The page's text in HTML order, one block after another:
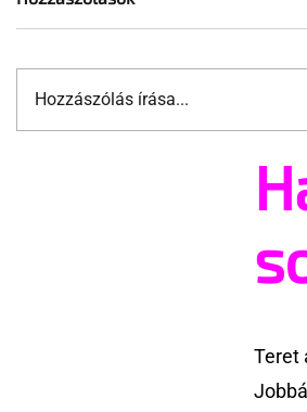
A mellrákszűrésről senki sem
beszél a mellkasi műtétek
Hozzászólás írása...
Teret